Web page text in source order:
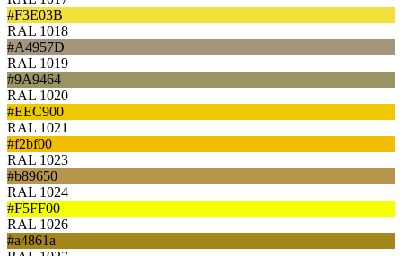
#F3E03B
RAL 1018
#A4957D
RAL 1019
#9A9464
RAL 1020
#EEC900
RAL 1021
#f2bf00
RAL 1023
#b89650
RAL 1024
#F5FF00
RAL 1026
#a4861a